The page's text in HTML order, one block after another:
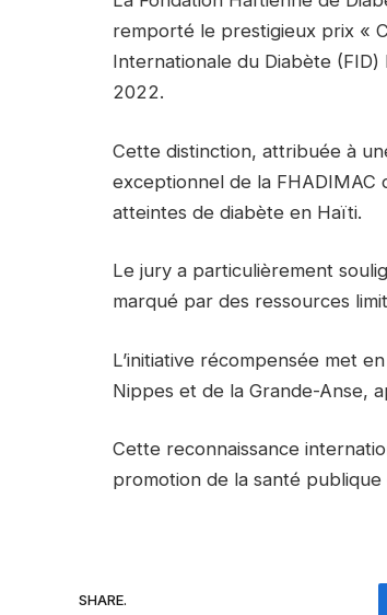
remporté le prestigieux prix «
Internationale du Diabète
2022.
Cette distinction, attribuée à
exceptionnel de la FHADIMAC
atteintes de diabète en Haïti.
Le jury a particulièrement
marqué par des ressources
L’initiative récompensée met
Nippes et de la Grande-Anse,
Cette reconnaissance
promotion de la santé
SHARE.